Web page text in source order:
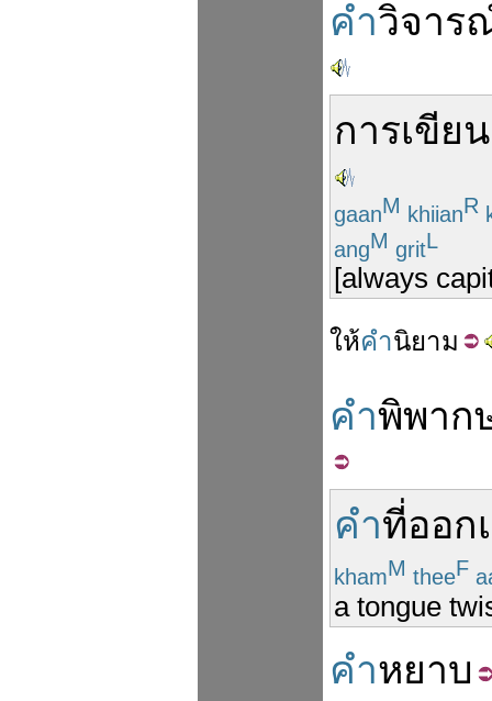
คำวิจาร
การเขียน
gaanM khiianR
angM gritL
[always
ให้คำนิยาม
คำพิพาก
คำที่ออก
khamM theeF
a tongue
คำหยาบ